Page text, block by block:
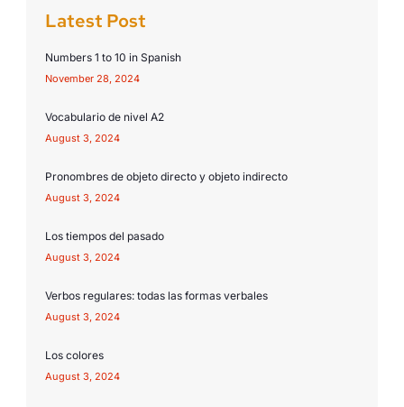
Latest Post
Numbers 1 to 10 in Spanish
November 28, 2024
Vocabulario de nivel A2
August 3, 2024
Pronombres de objeto directo y objeto indirecto
August 3, 2024
Los tiempos del pasado
August 3, 2024
Verbos regulares: todas las formas verbales
August 3, 2024
Los colores
August 3, 2024